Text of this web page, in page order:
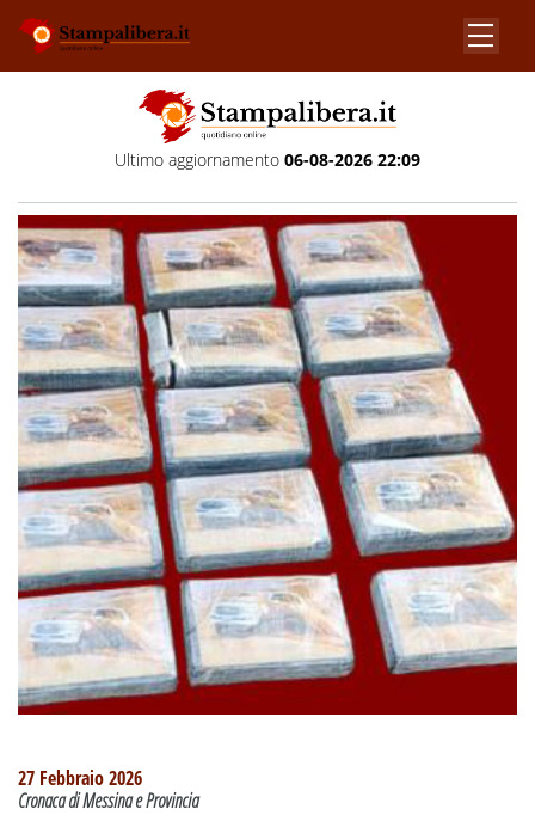
Ultimo aggiornamento 06-08-2026 22:09
27 Febbraio 2026
Cronaca di Messina e Provincia